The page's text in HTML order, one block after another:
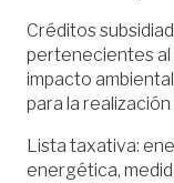
Créditos
pertenecientes al
impacto
para la
Lista taxativa:
energética,